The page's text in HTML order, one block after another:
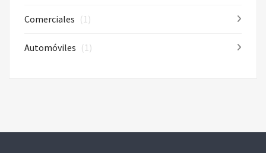
Comerciales (1)
Automóviles (1)